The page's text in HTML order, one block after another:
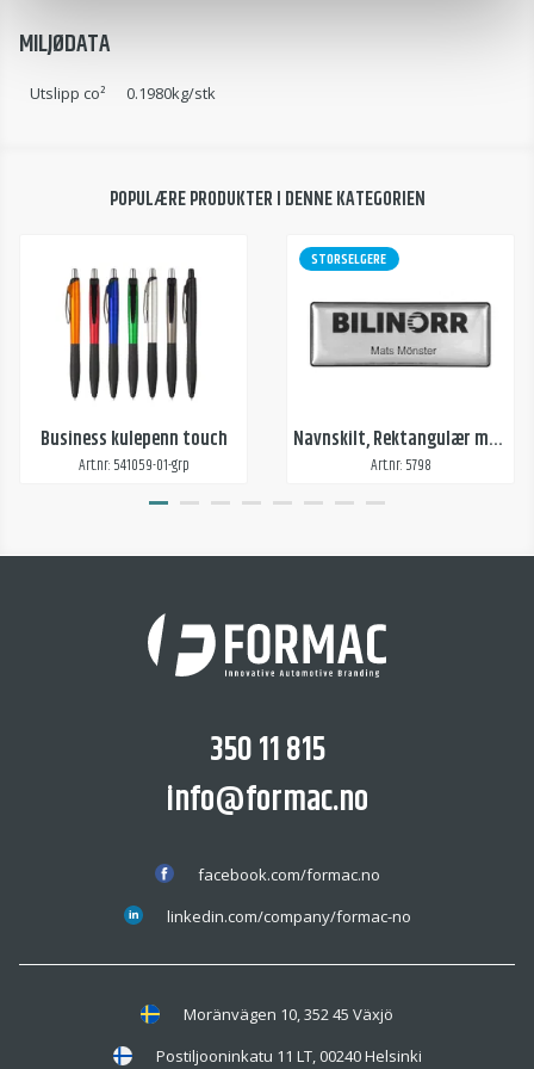
MILJØDATA
Utslipp co² 0.1980kg/stk
POPULÆRE PRODUKTER I DENNE KATEGORIEN
Business kulepenn touch
Art.nr: 541059-01-grp
STORSELGERE
Navnskilt, Rektangulær med magnet
Art.nr: 5798
350 11 815
info@formac.no
facebook.com/formac.no
linkedin.com/company/formac-no
Moränvägen 10, 352 45 Växjö
Postiljooninkatu 11 LT, 00240 Helsinki